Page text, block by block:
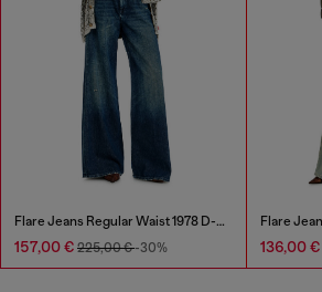
Flare Jeans Regular Waist 1978 D-Akemi
157,00 € 225,00 €-30% 136,00 €